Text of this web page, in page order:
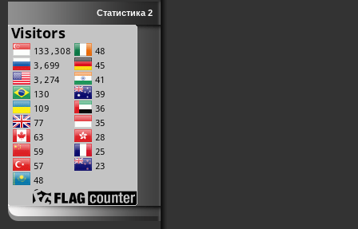
Статистика 2